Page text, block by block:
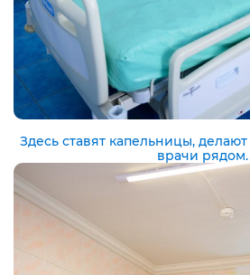
Здесь ставят капельницы,
врачи рядом.